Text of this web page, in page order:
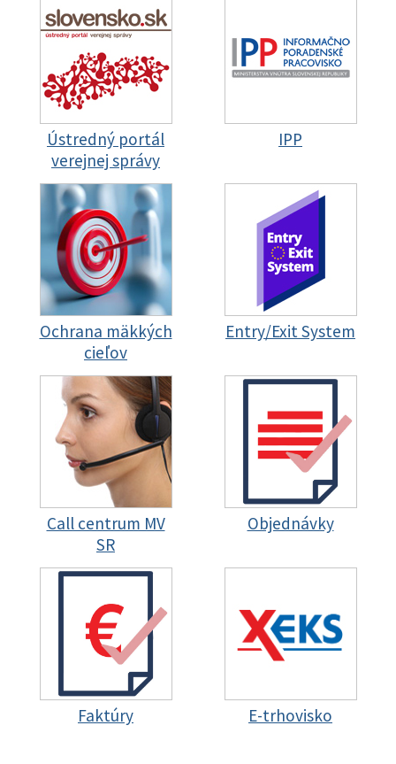
Ústredný portál
verejnej správy
IPP
Ochrana mäkkých
cieľov
Entry/Exit System
Call centrum MV
SR
Objednávky
Faktúry E-trhovisko